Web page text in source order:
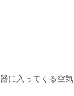
入ってくる空